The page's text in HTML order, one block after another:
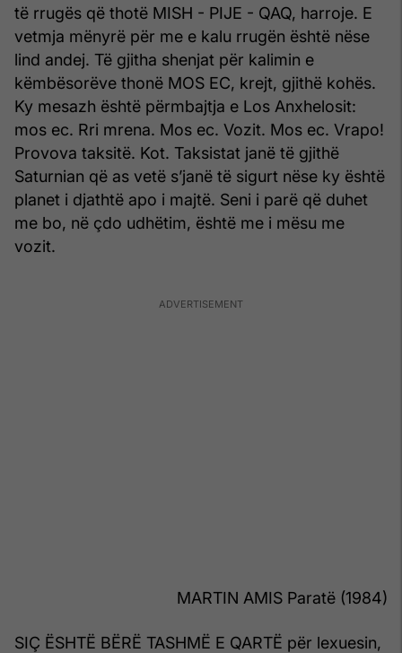
të rrugës që thotë MISH - PIJE - QAQ, harroje. E
vetmja mënyrë për me e kalu rrugën është nëse
lind andej. Të gjitha shenjat për kalimin e
këmbësorëve thonë MOS EC, krejt, gjithë kohës.
Ky mesazh është përmbajtja e Los Anxhelosit:
mos ec. Rri mrena. Mos ec. Vozit. Mos ec. Vrapo!
Provova taksitë. Kot. Taksi­stat janë të gjithë
Saturnian që as vetë s’janë të sigurt nëse ky është
planet i djathtë apo i majtë. Seni i parë që duhet
me bo, në çdo udhëtim, është me i mësu me
vozit.
MARTIN AMIS Paratë (1984)
SIÇ ËSHTË BËRË TASHMË E QARTË për lexu­esin,